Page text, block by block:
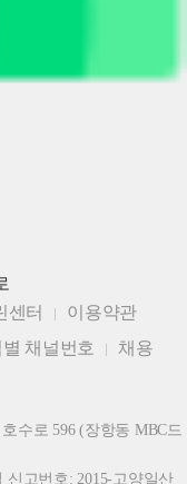
센터
이용약관
채널번호
채용
수로 596 (장항동 MBC드
고번호: 2015-고양일산